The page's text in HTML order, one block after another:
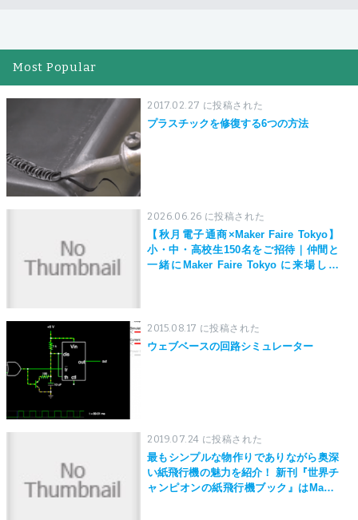
Most Popular
2017.02.27 に投稿された
プラスチックを修復する6つの方法
2026.06.26 に投稿された
【秋月電子通商×Maker Faire Tokyo】
小・中・高校生150名をご招待｜仲間と
一緒にMaker Faire Tokyo に来場しよ
2015.08.17 に投稿された
ウェブベースの回路シミュレーター
2019.07.24 に投稿された
最もシンプルな物作りでありながら奥深
い紙飛行機の魅力を紹介！ 新刊『世界チ
ャンピオンの紙飛行機ブック』はMaker